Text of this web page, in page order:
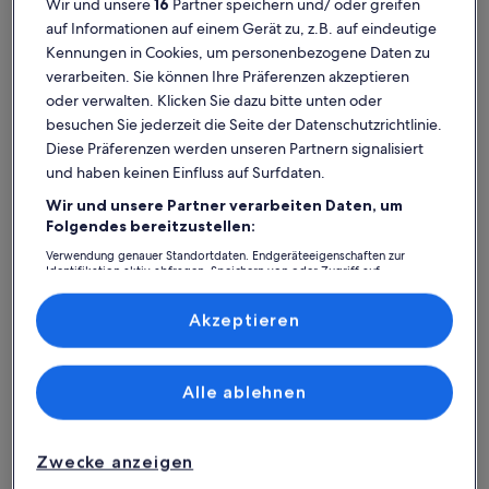
Weitere Infos zu Malliarakis Wohnung
Ausserordentlich!
Außergewöhnlich
außergewöhnlich
3 Bewertungen
(3
Lage, Austattung, Sauberkeit, Empfang - einfach nur WOW!
Andreas S.
Weitere Infos zu Malliarakis Wohnung
Weitere
10
(19
Beautiful
the
Weitere
Wir und unsere16 Partner speichern und/ oder greifen
auf Informationen auf einem Gerät zu, z.B. auf eindeutige
Kennungen in Cookies, um personenbezogene Daten zu
verarbeiten. Sie können Ihre Präferenzen akzeptieren
oder verwalten. Klicken Sie dazu bitte unten oder
besuchen Sie jederzeit die Seite der Datenschutzrichtlinie.
Diese Präferenzen werden unseren Partnern signalisiert
und haben keinen Einfluss auf Surfdaten.
Wir und unsere Partner verarbeiten Daten, um
Folgendes bereitzustellen:
Verwendung genauer Standortdaten. Endgeräteeigenschaften zur
Identifikation aktiv abfragen. Speichern von oder Zugriff auf
Inhalte, Messung von Werbeleistung und der Performance von Inhalten,
Zielgruppenforschung sowie Entwicklung und Verbesserung von
Liste der Partner (Lieferanten)
Zwecke anzeigen
Alle ablehnen
Akzeptieren